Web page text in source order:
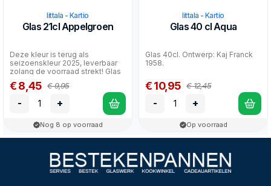
Iittala - Kartio
Glas 21cl Appelgroen
Deze kleur is terug als
seizoenskleur 2025, leverbaar
zolang de voorraad strekt! Glas
€ 8,45 € 9,95
- +
Nog 8 op voorraad
Iittala - Kartio
Glas 40 cl Aqua
Glas 40cl. Ontwerp: Kaj Franck
1958.
€ 10,95 € 12,45
- +
Op voorraad